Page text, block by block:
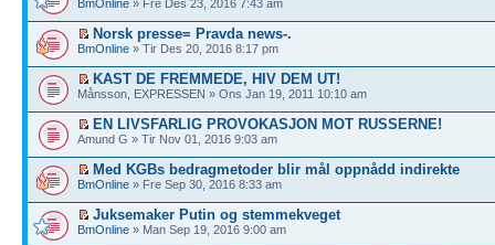
BmOnline » Fre Des 23, 2016 7:43 am
Norsk presse= Pravda news-.
BmOnline » Tir Des 20, 2016 8:17 pm
KAST DE FREMMEDE, HIV DEM UT!
Månsson, EXPRESSEN » Ons Jan 19, 2011 10:10 am
EN LIVSFARLIG PROVOKASJON MOT RUSSERNE!
Amund G » Tir Nov 01, 2016 9:03 am
Med KGBs bedragmetoder blir mål oppnådd indirekte
BmOnline » Fre Sep 30, 2016 8:33 am
Juksemaker Putin og stemmekveget
BmOnline » Man Sep 19, 2016 9:00 am